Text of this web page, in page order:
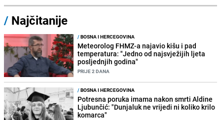
/ Najčitanije
/BOSNA I HERCEGOVINA
Meteorolog FHMZ-a najavio kišu i pad
temperatura: "Jedno od najsvježijih ljeta
posljednjih godina"
PRIJE 2 DANA
/BOSNA I HERCEGOVINA
Potresna poruka imama nakon smrti Aldine
Ljubunčić: "Dunjaluk ne vrijedi ni koliko krilo
komarca"